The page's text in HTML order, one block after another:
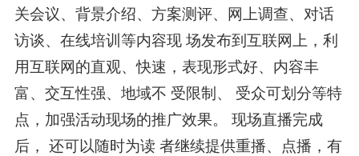
关会议、背景介绍、方案测评、网上调查、对话
访谈、在线培训等内容现 场发布到互联网上，利
用互联网的直观、快速，表现形式好、内容丰
富、交互性强、地域不 受限制、 受众可划分等特
点，加强活动现场的推广效果。 现场直播完成
后， 还可以随时为读 者继续提供重播、点播，有